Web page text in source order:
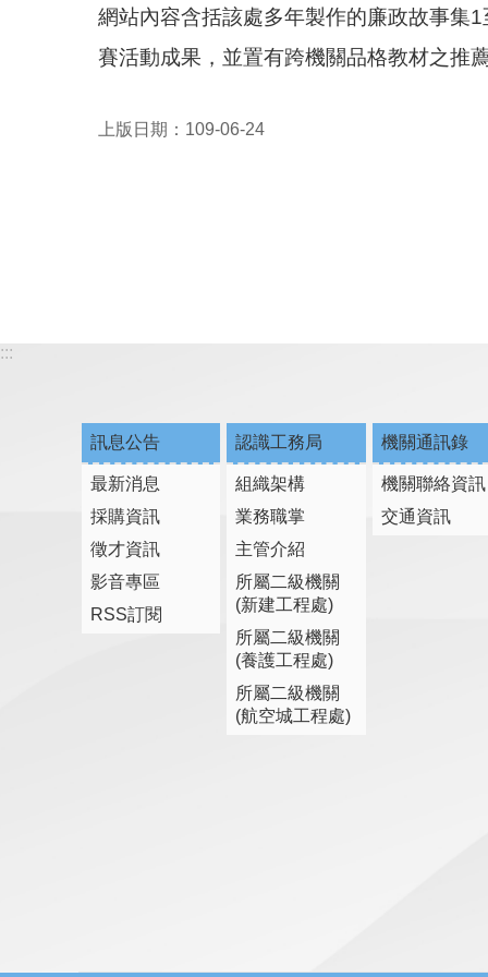
網站內容含括該處多年製作的廉政故事集
賽活動成果，並置有跨機關品格教材之推
上版日期：109-06-24
:::
訊息公告
最新消息
採購資訊
徵才資訊
影音專區
RSS訂閱
認識工務局
組織架構
業務職掌
主管介紹
所屬二級機關
(新建工程處)
所屬二級機關
(養護工程處)
所屬二級機關
(航空城工程處)
機關通訊錄
機關聯絡資訊
交通資訊